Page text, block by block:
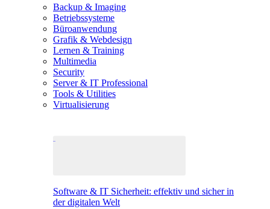
Backup & Imaging
Betriebssysteme
Büroanwendung
Grafik & Webdesign
Lernen & Training
Multimedia
Security
Server & IT Professional
Tools & Utilities
Virtualisierung
Software & IT Sicherheit: effektiv und sicher in
der digitalen Welt